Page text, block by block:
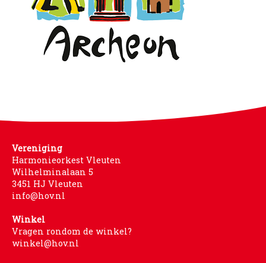
Vereniging
Harmonieorkest Vleuten
Wilhelminalaan 5
3451 HJ Vleuten
info@hov.nl
Winkel
Vragen rondom de winkel?
winkel@hov.nl